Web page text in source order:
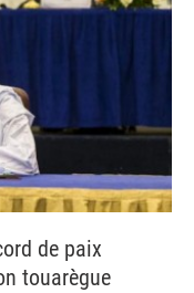
de paix
touarègue